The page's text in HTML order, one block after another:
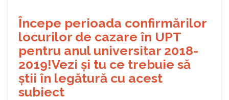
Începe perioada confirmărilor
locurilor de cazare în UPT
pentru anul universitar 2018-
2019!Vezi și tu ce trebuie să
știi în legătură cu acest
subiect